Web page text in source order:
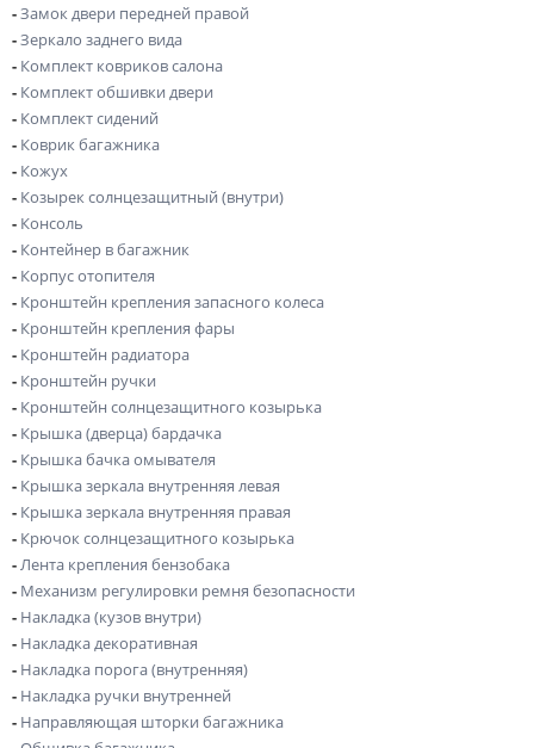
-Замок двери передней правой
-Зеркало заднего вида
- Комплект ковриков салона
- Комплект обшивки двери
- Комплект сидений
- Коврик багажника
- Кожух
- Козырек солнцезащитный (внутри)
- Консоль
- Контейнер в багажник
- Корпус отопителя
- Кронштейн крепления запасного колеса
- Кронштейн крепления фары
- Кронштейн радиатора
- Кронштейн ручки
- Кронштейн солнцезащитного козырька
- Крышка (дверца) бардачка
- Крышка бачка омывателя
- Крышка зеркала внутренняя левая
- Крышка зеркала внутренняя правая
- Крючок солнцезащитного козырька
- Лента крепления бензобака
- Механизм регулировки ремня безопасности
- Накладка (кузов внутри)
- Накладка декоративная
- Накладка порога (внутренняя)
- Накладка ручки внутренней
- Направляющая шторки багажника